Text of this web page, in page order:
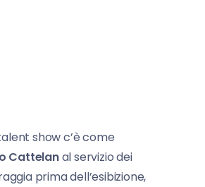
show c’è come
Cattelanal servizio dei
prima dell’esibizione,